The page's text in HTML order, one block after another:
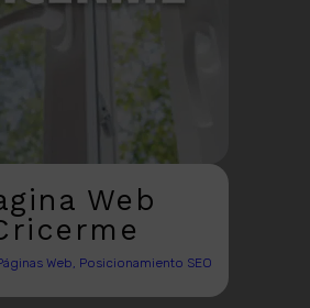
Web
Web, Posicionamiento SEO